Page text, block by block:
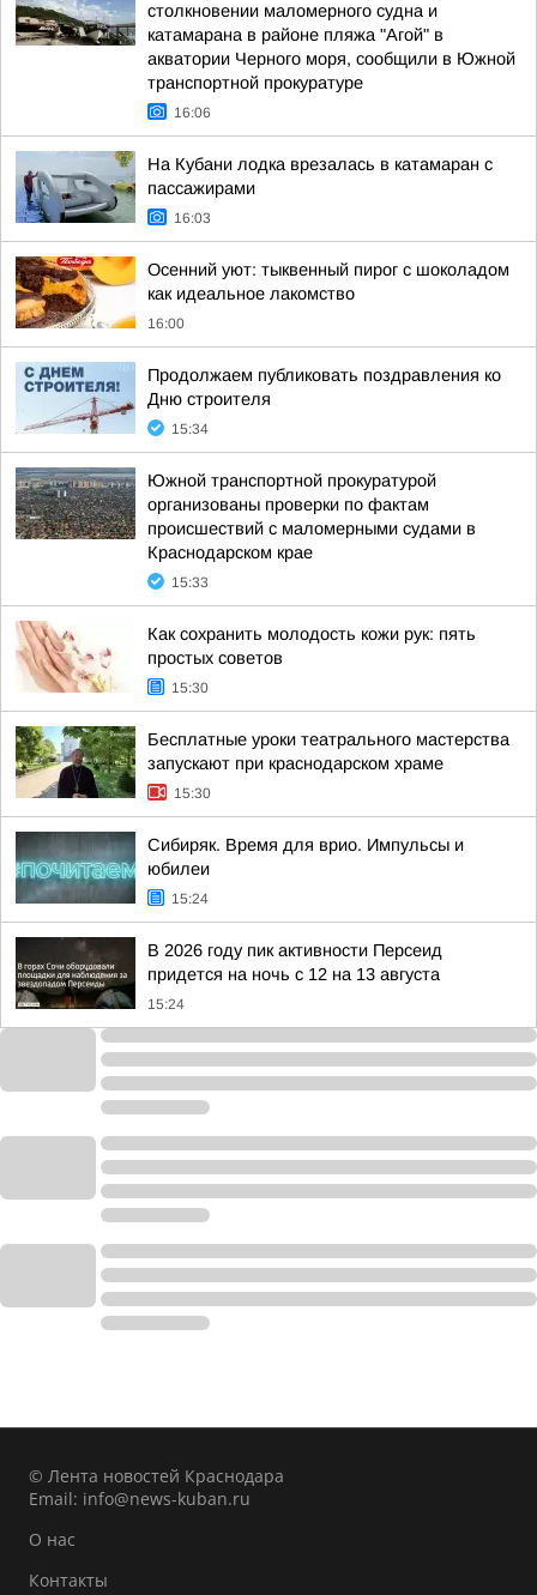
столкновении маломерного судна и
катамарана в районе пляжа "Агой" в
акватории Черного моря, сообщили в Южной
транспортной прокуратуре
16:06
На Кубани лодка врезалась в катамаран с
пассажирами
16:03
Осенний уют: тыквенный пирог с шоколадом
как идеальное лакомство
16:00
Продолжаем публиковать поздравления ко
Дню строителя
15:34
Южной транспортной прокуратурой
организованы проверки по фактам
происшествий с маломерными судами в
Краснодарском крае
15:33
Как сохранить молодость кожи рук: пять
простых советов
15:30
Бесплатные уроки театрального мастерства
запускают при краснодарском храме
15:30
Сибиряк. Время для врио. Импульсы и
юбилеи
15:24
В 2026 году пик активности Персеид
придется на ночь с 12 на 13 августа
15:24
© Лента новостей Краснодара
Email: info@news-kuban.ru
О нас
Контакты